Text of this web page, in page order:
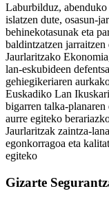
Laburbilduz,
islatzen dute, osasun-
behinekotasunak eta
baldintzatzen
Jaurlaritzako
lan-eskubideen
gehiegikeriaren
Euskadiko Lan
bigarren talka-
aurre egiteko
Jaurlaritzak zaintza-
egonkorragoa eta
egiteko
Gizarte